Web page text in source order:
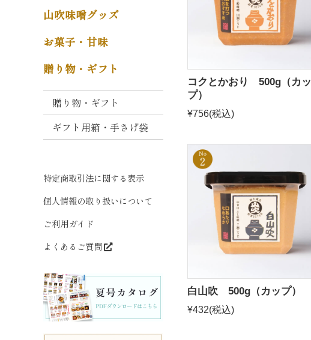
そ
の
他
噌
買
だ
し
コクとかおり 500g（カッ
プ）
¥756(税込)
白山吹 500g（カップ）
¥432(税込)
山吹味噌グッズ
お菓子・甘味
贈り物・ギフト
贈り物・ギフト
ギフト用箱・手さげ袋
特定商取引法に関する表示
個人情報の取り扱いについて
ご利用ガイド
よくあるご質問